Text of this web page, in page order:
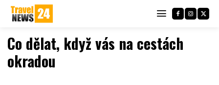
Co dělat, když vás na cestách
okradou